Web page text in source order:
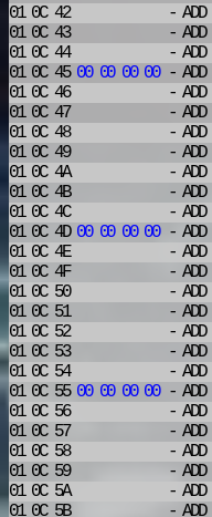
01 0C 42
- ADD
01 0C 43
- ADD
01 0C 44
- ADD
01 0C 45 00 00 00 00- ADD[
01 0C 46
- ADD
01 0C 47
- ADD
01 0C 48
- ADD
01 0C 49
- ADD
01 0C 4A
- ADD
01 0C 4B
- ADD
01 0C 4C
- ADD
01 0C 4D 00 00 00 00- ADD[
01 0C 4E
- ADD
01 0C 4F
- ADD
01 0C 50
- ADD
01 0C 51
- ADD
01 0C 52
- ADD
01 0C 53
- ADD
01 0C 54
- ADD
01 0C 55 00 00 00 00- ADD[
01 0C 56
- ADD
01 0C 57
- ADD
01 0C 58
- ADD
01 0C 59
- ADD
01 0C 5A
- ADD
01 0C 5B
- ADD